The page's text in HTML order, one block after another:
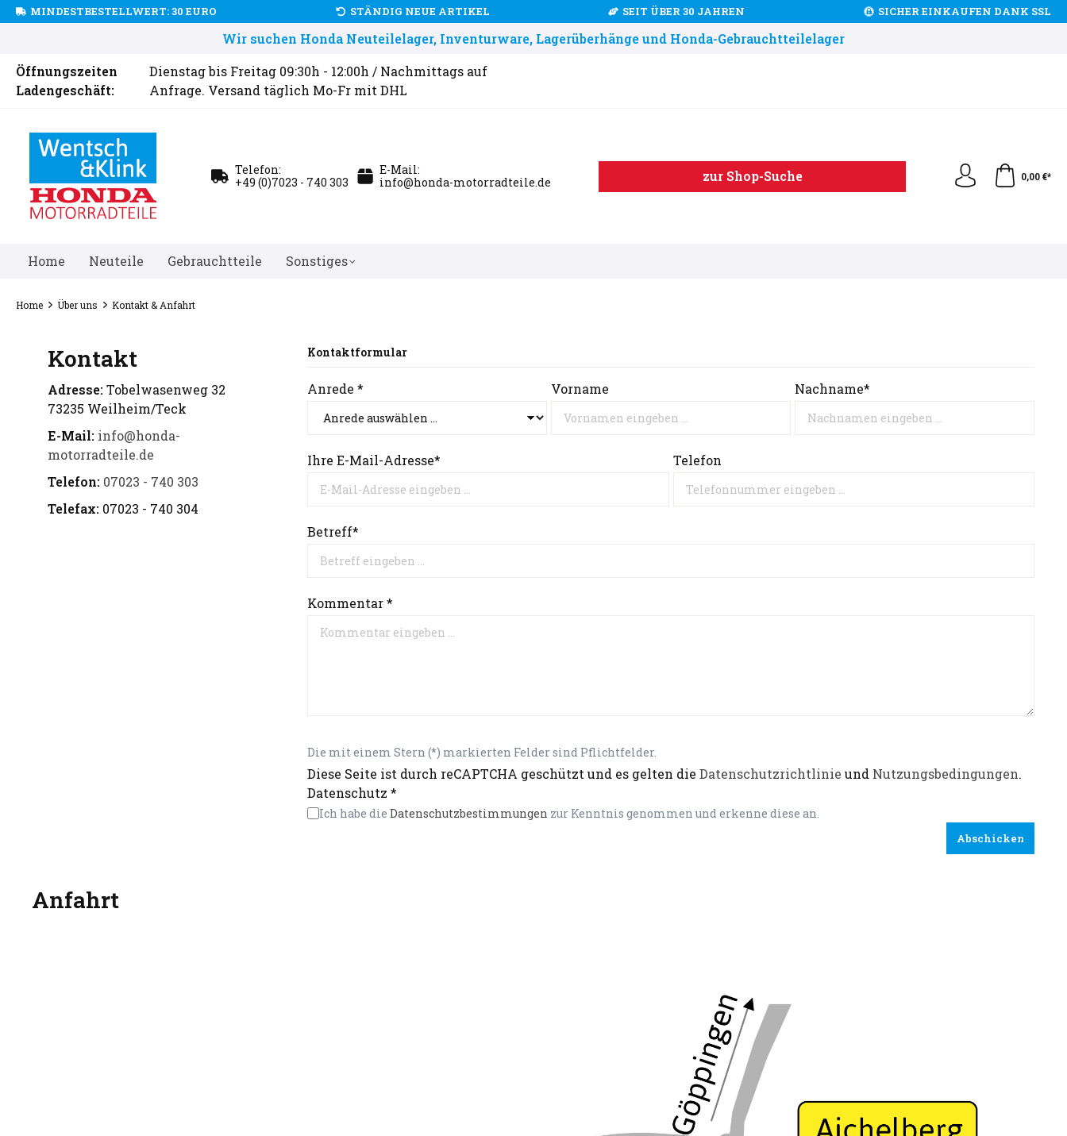
MINDESTBESTELLWERT: 30 EURO STÄNDIG NEUE ARTIKEL SEIT ÜBER 30 JAHREN SICHER EINKAUFEN DANK SSL
Wir suchen Honda Neuteilelager, Inventurware, Lagerüberhänge und Honda-Gebrauchtteilelager
Öffnungszeiten
Ladengeschäft:
Dienstag bis Freitag 09:30h - 12:00h / Nachmittags auf
Anfrage. Versand täglich Mo-Fr mit DHL
Telefon:
+49 (0)7023 - 740 303
E-Mail:
info@honda-motorradteile.de
zur Shop-Suche 0,00 €*
Home Neuteile Gebrauchtteile Sonstiges
Home Über uns Kontakt & Anfahrt
Kontakt
Adresse:Tobelwasenweg 32
73235 Weilheim/Teck
E-Mail: info@honda-
motorradteile.de
Telefon: 07023 - 740 303
Telefax: 07023 - 740 304
Kontaktformular
Anrede * Vorname Nachname*
Ihre E-Mail-Adresse* Telefon
Betreff*
Kommentar *
Die mit einem Stern (*) markierten Felder sind Pflichtfelder.
Diese Seite ist durch reCAPTCHA geschützt und es gelten die Datenschutzrichtlinie und Nutzungsbedingungen.
Datenschutz *
Ich habe die Datenschutzbestimmungen zur Kenntnis genommen und erkenne diese an.
Abschicken
Anfahrt